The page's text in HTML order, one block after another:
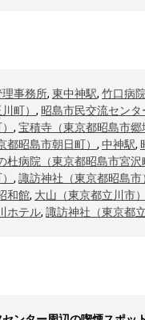
事務所, 東中神駅, 竹口病
町） , 昭島市民交流センタ
, 宝積寺（東京都昭島市郷
都昭島市朝日町） , 中神駅,
杜病院（東京都昭島市宮沢
, 諏訪神社（東京都昭島市
和館, 大山（東京都立川市）
ホテル, 諏訪神社（東京都立